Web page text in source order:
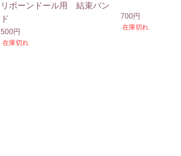
リボーンドール用 結束バン
ド
500円
在庫切れ
700円
在庫切れ